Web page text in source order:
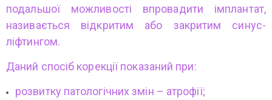
подальшої можливості впровадити імплантат,
називається відкритим або закритим синус-
ліфтингом.
Даний спосіб корекції показаний при:
розвитку патологічних змін – атрофії;